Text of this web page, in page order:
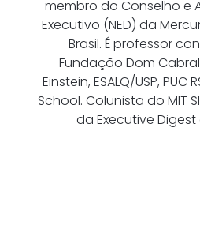
membro do Conselho e
Executivo (NED) da
Brasil. É professor
Fundação Dom
Einstein, ESALQ/USP, PUC
School. Colunista do MIT
da Executive